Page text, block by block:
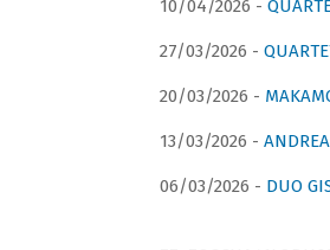
10/04/2026 -
27/03/2026 -
20/03/2026 -
13/03/2026 -
06/03/2026 - DUO